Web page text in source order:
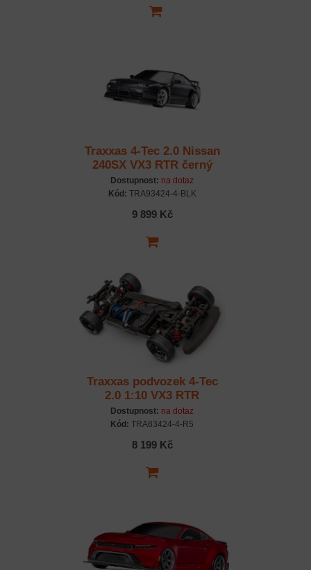
Traxxas 4-Tec 2.0 Nissan
240SX VX3 RTR černý
Dostupnost: na dotaz
Kód: TRA93424-4-BLK
9 899 Kč
Traxxas podvozek 4-Tec
2.0 1:10 VX3 RTR
Dostupnost: na dotaz
Kód: TRA83424-4-R5
8 199 Kč